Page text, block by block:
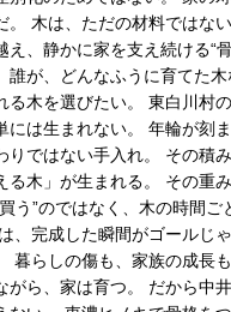
。 木は、ただの材料ではな
え、静かに家を支え続ける“
誰が、どんなふうに育てた
る木を選びたい。 東白川村
には生まれない。 年輪が刻
りではない手入れ。 その積
る木」が生まれる。 その重
う”のではなく、木の時間
、完成した瞬間がゴールじ
暮らしの傷も、家族の成長
がら、家は育つ。 だから中